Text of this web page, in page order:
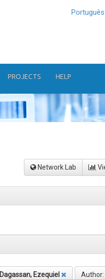
Português
PROJECTS HELP
Network Lab
Dagassan, Ezequiel Author: